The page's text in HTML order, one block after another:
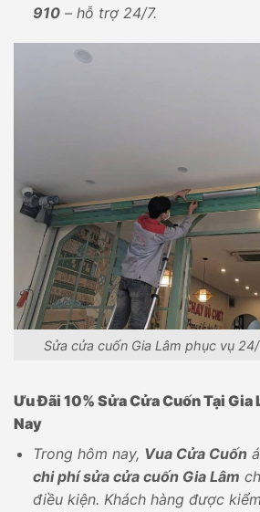
910– hỗ trợ 24/7.
Sửa cửa cuốn Gia Lâm phục vụ
Ưu Đãi 10% Sửa Cửa Cuốn Tại Gia
Nay
Trong hôm nay, Vua Cửa Cuốn
chi phí sửa cửa cuốn Gia Lâm
điều kiện. Khách hàng được